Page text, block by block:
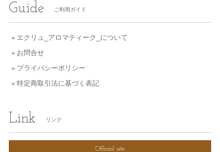
Guide ご利用ガイド
エクリュ_アロマティーク_について
お問合せ
プライバシーポリシー
特定商取引法に基づく表記
Link リンク
Official site